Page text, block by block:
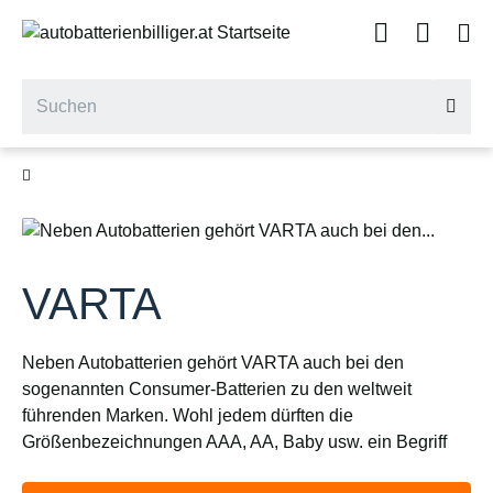
VARTA
Neben Autobatterien gehört VARTA auch bei den
sogenannten Consumer-Batterien zu den weltweit
führenden Marken. Wohl jedem dürften die
Größenbezeichnungen AAA, AA, Baby usw. ein Begriff